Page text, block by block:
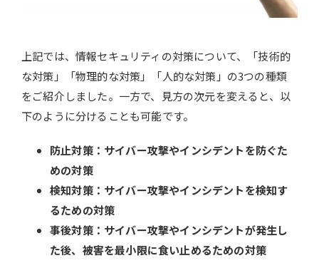
上記では、情報セキュリティの対策について、「技術的
な対策」「物理的な対策」「人的な対策」の3つの種類
をご紹介しました。一方で、見方の次元を変えると、以
下のように分けることも可能です。
防止対策：サイバー攻撃やインシデントを防ぐた
めの対策
検知対策：サイバー攻撃やインシデントを検知す
るための対策
事後対策：サイバー攻撃やインシデントが発生し
た後、被害を最小限に食い止めるための対策